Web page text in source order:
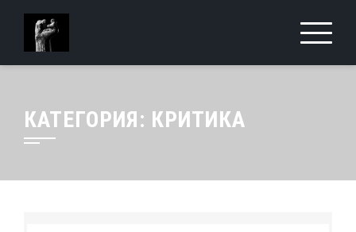
КАТЕГОРИЯ: КРИТИКА